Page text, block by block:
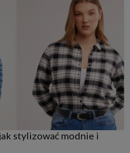
stylizować modnie i